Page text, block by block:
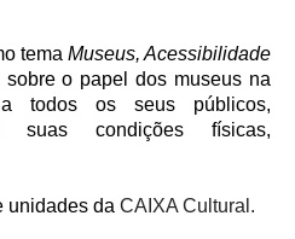
tema Museus, Acessibilidade
o papel dos museus na
todos os seus públicos,
suas condições físicas,
unidades da CAIXA Cultural.